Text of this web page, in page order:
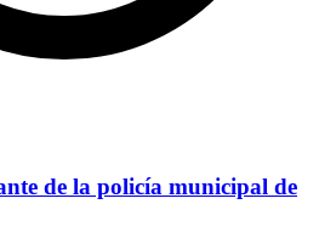
de la policía municipal de